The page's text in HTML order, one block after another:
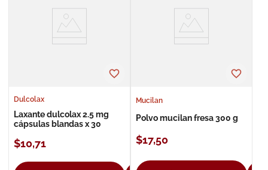
Dulcolax
Laxante dulcolax 2.5 mg
cápsulas blandas x 30
$10,71
Mucilan
Polvo mucilan fresa 300 g
$17,50